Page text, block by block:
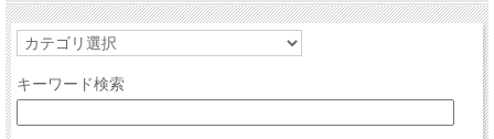
キーワード検索